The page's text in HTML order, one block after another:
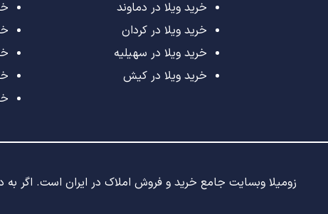
خرید ویلا در دماوند
خرید ویلا در کردان
خرید ویلا در سهیلیه
خرید ویلا در کیش
زومیلا وبسایت جامع خرید و فروش املاک در ایران است. اگر به